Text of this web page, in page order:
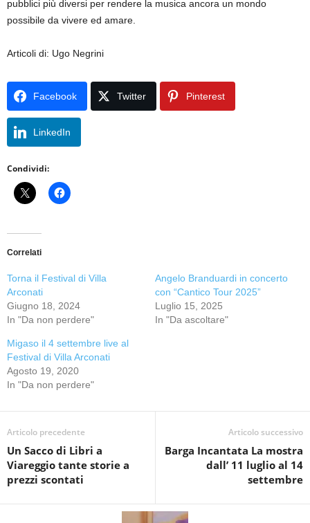
pubblici più diversi per rendere la musica ancora un mondo
possibile da vivere ed amare.
Articoli di: Ugo Negrini
Facebook Twitter Pinterest
LinkedIn
Condividi:
Correlati
Torna il Festival di Villa
Arconati
Giugno 18, 2024
In "Da non perdere"
Angelo Branduardi in concerto
con “Cantico Tour 2025”
Luglio 15, 2025
In "Da ascoltare"
Migaso il 4 settembre live al
Festival di Villa Arconati
Agosto 19, 2020
In "Da non perdere"
Articolo precedente
Un Sacco di Libri a
Viareggio tante storie a
prezzi scontati
Articolo successivo
Barga Incantata La mostra
dall’ 11 luglio al 14
settembre